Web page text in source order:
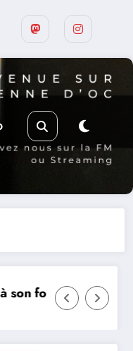
le vendredi
SOLAIRE